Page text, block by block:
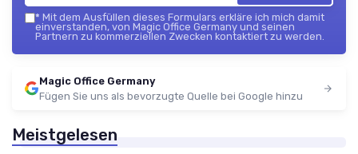
* Mit dem Ausfüllen dieses Formulars erkläre ich mich damit
einverstanden, von Magic Office Germany und seinen
Partnern zu kommerziellen Zwecken kontaktiert zu werden.
Magic Office Germany
Fügen Sie uns als bevorzugte Quelle bei Google hinzu
Meistgelesen